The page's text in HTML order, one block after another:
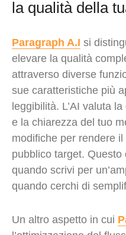
la qualità della
Paragraph A.I si
elevare la qualità
attraverso diverse
sue caratteristiche più
leggibilità. L’AI valuta
e la chiarezza del tuo
modifiche per rendere
pubblico target.
quando scrivi per
quando cerchi di
Un altro aspetto in cui